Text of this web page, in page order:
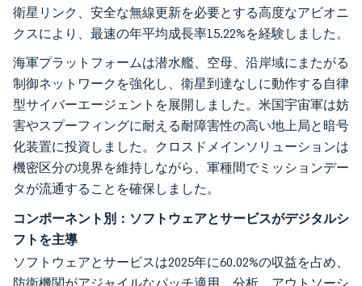
衛星リンク、安全な無線更新を必要とする高度なアビオニ
クスにより、最速の年平均成長率15.22%を経験しました。
海軍プラットフォームは潜水艦、空母、沿岸域にまたがる
制御ネットワークを強化し、衛星到達なしに動作する自律
型サイバーエージェントを展開しました。米国宇宙軍は妨
害やスプーフィングに耐える耐障害性の高い地上局と暗号
化装置に投資しました。クロスドメインソリューションは
機密区分の境界を維持しながら、軍種間でミッションデー
タが流通することを確保しました。
コンポーネント別：ソフトウェアとサービスがデジタルシ
フトを主導
ソフトウェアとサービスは2025年に60.02%の収益を占め、